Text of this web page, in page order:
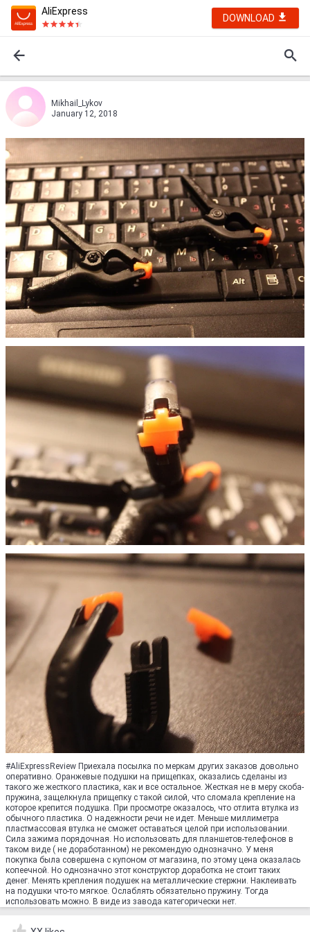
AliExpress
DOWNLOAD
Mikhail_Lykov
January 12, 2018
#AliExpressReview Приехала посылка по меркам других заказов довольно
оперативно. Оранжевые подушки на прищепках, оказались сделаны из
такого же жесткого пластика, как и все остальное. Жесткая не в меру скоба-
пружина, защелкнула прищепку с такой силой, что сломала крепление на
которое крепится подушка. При просмотре оказалось, что отлита втулка из
обычного пластика. О надежности речи не идет. Меньше миллиметра
пластмассовая втулка не сможет оставаться целой при использовании.
Сила зажима порядочная. Но использовать для планшетов-телефонов в
таком виде ( не доработанном) не рекомендую однозначно. У меня
покупка была совершена с купоном от магазина, по этому цена оказалась
копеечной. Но однозначно этот конструктор доработка не стоит таких
денег. Менять крепления подушек на металлические стержни. Наклеивать
на подушки что-то мягкое. Ослаблять обязательно пружину. Тогда
использовать можно. В виде из завода категорически нет.